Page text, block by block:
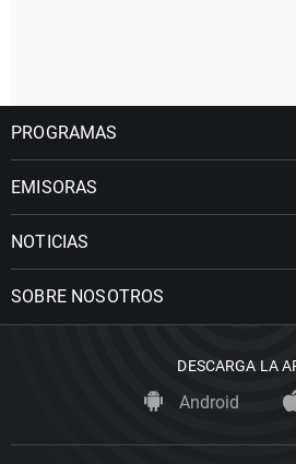
PROGRAMAS
EMISORAS
NOTICIAS
SOBRE NOSOTROS
DESCARGA LA
Android